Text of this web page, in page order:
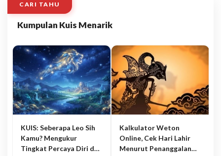
CARI TAHU
Kumpulan Kuis Menarik
KUIS: Seberapa Leo Sih
Kamu? Mengukur
Tingkat Percaya Diri dan
Kalkulator Weton
Online, Cek Hari Lahir
Menurut Penanggalan